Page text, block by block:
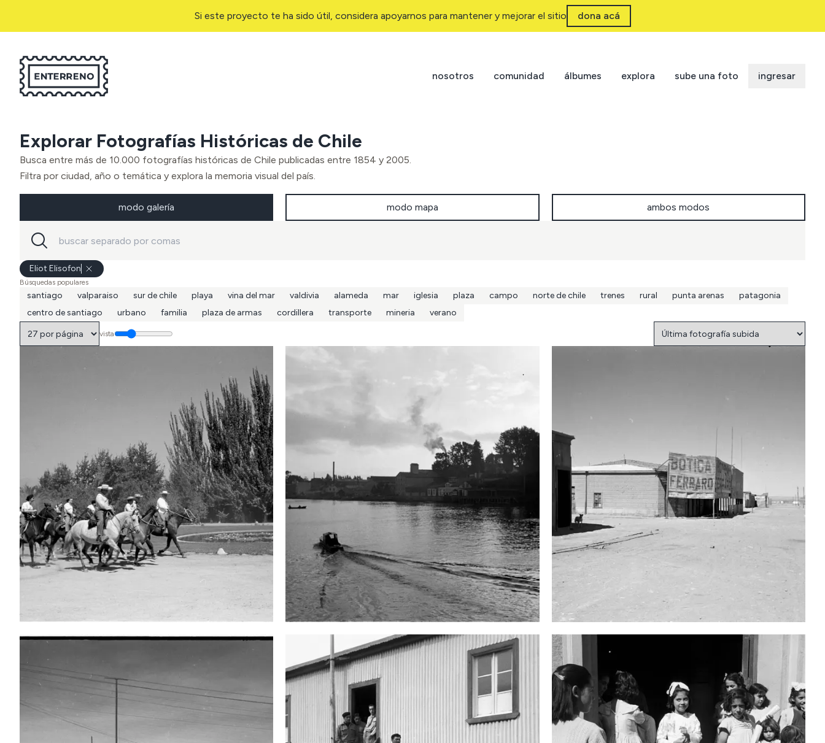
Si este proyecto te ha sido útil, considera apoyarnos para mantener y mejorar el sitio dona acá
nosotros comunidad álbumes explora sube una foto ingresar
Explorar Fotografías Históricas de Chile
Busca entre más de 10.000 fotografías históricas de Chile publicadas entre 1854 y 2005.
Filtra por ciudad, año o temática y explora la memoria visual del país.
modo galería modo mapa ambos modos
Eliot Elisofon
Búsquedas populares
santiago valparaiso sur de chile playa vina del mar valdivia alameda mar iglesia plaza campo norte de chile trenes rural punta arenas
patagonia
centro de santiago
urbano familia plaza de armas cordillera transporte mineria verano
vista